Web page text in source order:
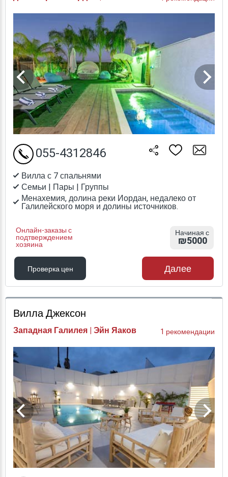
Вилла с 7 спальнями
Семьи | Пары | Группы
Менахемия, долина реки Иордан, недалеко от
Галилейского моря и долины источников.
Онлайн-заказы с
подтверждением
хозяина
055-4312846
Начиная с
₪5000
Проверка цен
Проверка цен
Далее
Вилла Джексон
Западная Галилея | Эйн Яаков 1 рекомендации